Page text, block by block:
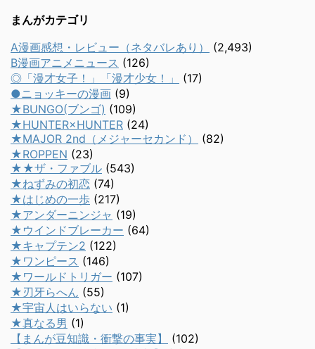
まんがカテゴリ
A漫画感想・レビュー（ネタバレあり）
(2,493)
B漫画アニメニュース (126)
◎「漫才女子！」「漫才少女！」
(17)
●ニョッキーの漫画 (9)
★BUNGO(ブンゴ) (109)
★HUNTER×HUNTER (24)
★MAJOR 2nd（メジャーセカンド）
(82)
★ROPPEN (23)
★★ザ・ファブル (543)
★ねずみの初恋 (74)
★はじめの一歩 (217)
★アンダーニンジャ (19)
★ウインドブレーカー (64)
★キャプテン2 (122)
★ワンピース (146)
★ワールドトリガー (107)
★刃牙らへん (55)
★宇宙人はいらない (1)
★真なる男 (1)
【まんが豆知識・衝撃の事実】
(102)